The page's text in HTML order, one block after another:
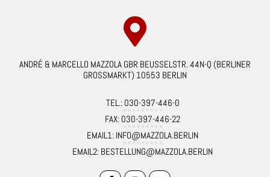
ANDRÉ & MARCELLO MAZZOLA GBR BEUSSELSTR. 44N-Q (BERLINER
GROSSMARKT) 10553 BERLIN
TEL.: 030-397-446-0
FAX: 030-397-446-22
EMAIL1: INFO@MAZZOLA.BERLIN
EMAIL2: BESTELLUNG@MAZZOLA.BERLIN